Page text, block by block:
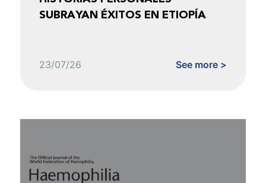
SUBRAYAN ÉXITOS EN ETIOPÍA
23/07/26 See more >